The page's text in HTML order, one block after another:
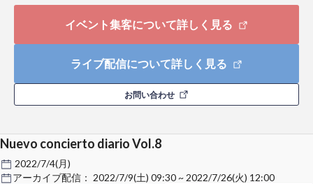
イベント集客について詳しく見る
ライブ配信について詳しく見る
お問い合わせ
Nuevo concierto diario Vol.8
2022/7/4(月)
アーカイブ配信： 2022/7/9(土) 09:30 ~ 2022/7/26(火) 12:00